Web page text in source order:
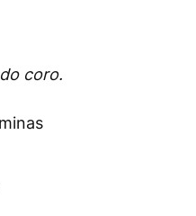
coro.